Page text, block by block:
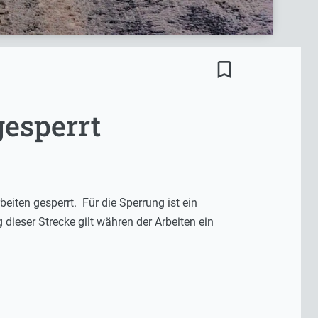
bookmark_border
gesperrt. Für die Sperrung ist ein
Strecke gilt währen der Arbeiten ein